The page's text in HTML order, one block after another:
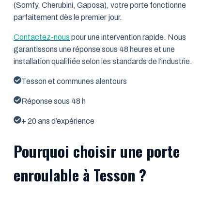
(Somfy, Cherubini, Gaposa), votre porte fonctionne
parfaitement dès le premier jour.
Contactez-nous pour une intervention rapide. Nous
garantissons une réponse sous 48 heures et une
installation qualifiée selon les standards de l’industrie.
Tesson et communes alentours
Réponse sous 48 h
+ 20 ans d’expérience
Pourquoi choisir une porte
enroulable à Tesson ?